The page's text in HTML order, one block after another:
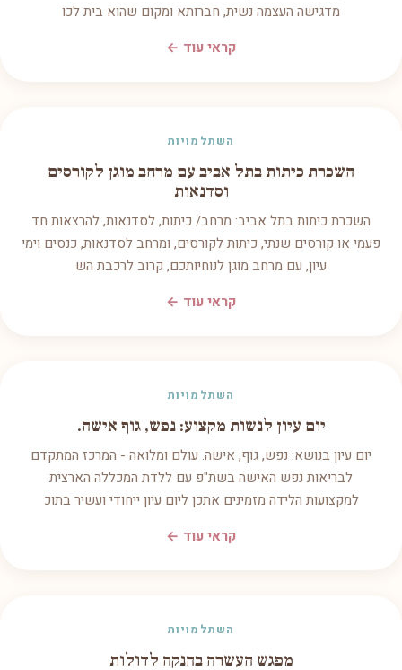
מדגישה העצמה נשית, חברותא ומקום שהוא בית לכו
קראי עוד ←
השתלמויות
השכרת כיתות בתל אביב עם מרחב מוגן לקורסים
וסדנאות
השכרת כיתות בתל אביב: מרחב/ כיתות, לסדנאות, להרצאות חד
פעמי או קורסים שנתי, כיתות לקורסים, ומרחב לסדנאות, כנסים וימי
עיון, עם מרחב מוגן לנוחיותכם, קרוב לרכבת הש
קראי עוד ←
השתלמויות
יום עיון לנשות מקצוע: נפש, גוף אישה.
יום עיון בנושא: נפש, גוף, אישה. עולם ומלואה - המרכז המתקדם
לבריאות נפש האישה בשת"פ עם ללדת המכללה הארצית
למקצועות הלידה מזמינים אתכן ליום עיון ייחודי ועשיר בתוכ
קראי עוד ←
השתלמויות
מפגש העשרה בהנקה לדולות